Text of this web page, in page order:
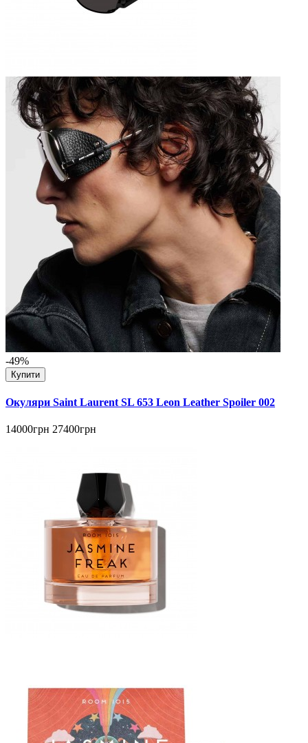
-49%
Купити
Окуляри Saint Laurent SL 653 Leon Leather Spoiler 002
14000грн 27400грн